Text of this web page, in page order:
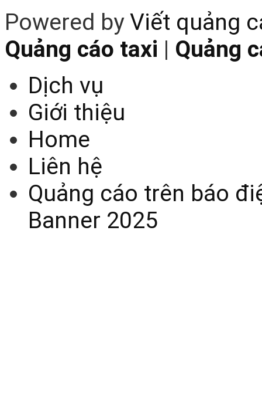
Powered byViết quảng
Quảng cáo taxi | Quảng
Dịch vụ
Giới thiệu
Home
Liên hệ
Quảng cáo trên báo
Banner 2025